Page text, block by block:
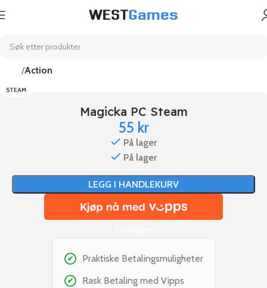
Action
STEAM
Magicka PC Steam
55 kr
På lager
På lager
LEGG I HANDLEKURV
✔ Praktiske Betalingsmuligheter
✔ Rask Betaling med Vipps